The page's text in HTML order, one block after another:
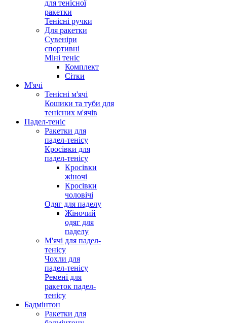
для тенісної
ракетки
Тенісні ручки
Для ракетки
Сувеніри
спортивні
Міні теніс
Комплект
Сітки
М'ячі
Тенісні м'ячі
Кошики та туби для
тенісних м'ячів
Падел-теніс
Ракетки для
падел-тенісу
Кросівки для
падел-тенісу
Кросівки
жіночі
Кросівки
чоловічі
Одяг для паделу
Жіночий
одяг для
паделу
М'ячі для падел-
тенісу
Чохли для
падел-тенісу
Ремені для
ракеток падел-
тенісу
Бадмінтон
Ракетки для